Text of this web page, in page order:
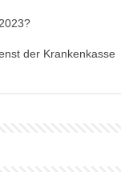
der Krankenkasse